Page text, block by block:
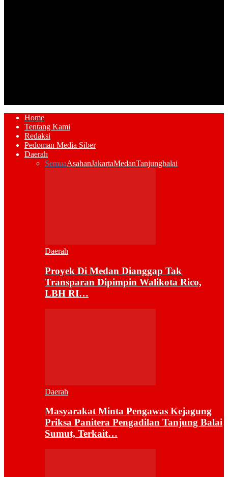
Home
Tentang Kami
Redaksi
Pedoman Media Siber
Daerah
SemuaAsahanJakartaMedanTanjungbalai
Daerah
Proyek Di Medan Dianggap Tak
Transparan Dipimpin Walikota Rico,
LBH RI…
Daerah
Masyarakat Minta Pengawas Kejagung
Priksa Panitera Pengadilan Tanjung Balai
Sumut, Terkait…